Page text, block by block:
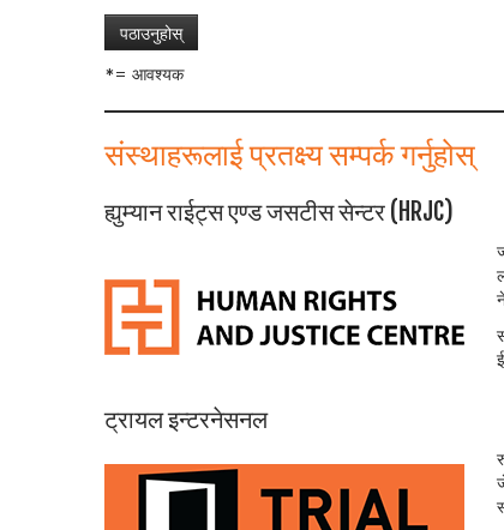
*= आवश्यक
संस्थाहरूलाई प्रतक्ष्य सम्पर्क गर्नुहोस्
ह्युम्यान राईट्स एण्ड जसटीस सेन्टर (HRJC)
ट्रायल इन्टरनेसनल